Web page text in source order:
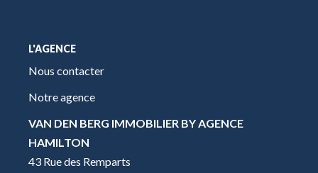
L'AGENCE
Nous contacter
Notre agence
VAN DEN BERG IMMOBILIER BY AGENCE
HAMILTON
43 Rue des Remparts